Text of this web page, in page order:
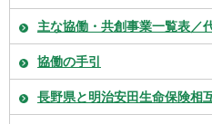
主な協働・共創事業一覧表／
協働の手引
長野県と明治安田生命保険相